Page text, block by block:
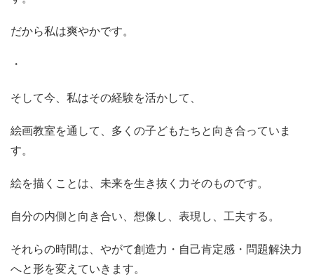
だから私は爽やかです。
・
そして今、私はその経験を活かして、
絵画教室を通して、多くの子どもたちと向き合っていま
す。
絵を描くことは、未来を生き抜く力そのものです。
自分の内側と向き合い、想像し、表現し、工夫する。
それらの時間は、やがて創造力・自己肯定感・問題解決力
へと形を変えていきます。